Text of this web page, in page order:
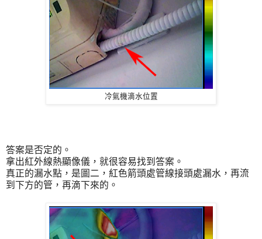
冷氣機滴水位置
答案是否定的。
拿出紅外線熱顯像儀，就很容易找到答案。
真正的漏水點，是圖二，紅色箭頭處管線接頭處漏水，再流
到下方的管，再滴下來的。